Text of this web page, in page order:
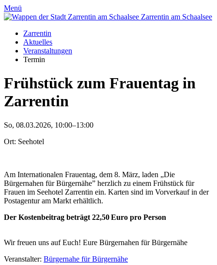
Menü
Zarrentin am Schaalsee
Zarrentin
Aktuelles
Veranstaltungen
Termin
Frühstück zum Frauentag in
Zarrentin
So, 08.03.2026, 10:00–13:00
Ort: Seehotel
Am Internationalen Frauentag, dem 8. März, laden „Die
Bürgernahen für Bürgernähe” herzlich zu einem Frühstück für
Frauen im Seehotel Zarrentin ein. Karten sind im Vorverkauf in der
Postagentur am Markt erhältlich.
Der Kostenbeitrag beträgt 22,50 Euro pro Person
Wir freuen uns auf Euch! Eure Bürgernahen für Bürgernähe
Veranstalter: Bürgernahe für Bürgernähe